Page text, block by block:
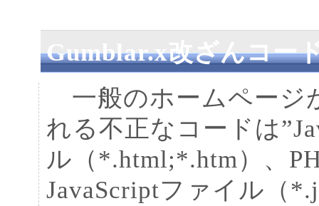
Gumblar.x改ざんコー
一般のホームページ
れる不正なコードは
ル（*.html;*.htm）、
JavaScriptファイル（